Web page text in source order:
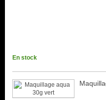
En stock